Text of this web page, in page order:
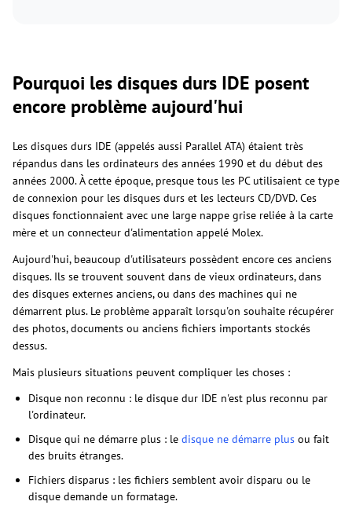
Pourquoi les disques durs IDE posent
encore problème aujourd'hui
Les disques durs IDE (appelés aussi Parallel ATA) étaient très
répandus dans les ordinateurs des années 1990 et du début des
années 2000. À cette époque, presque tous les PC utilisaient ce type
de connexion pour les disques durs et les lecteurs CD/DVD. Ces
disques fonctionnaient avec une large nappe grise reliée à la carte
mère et un connecteur d'alimentation appelé Molex.
Aujourd'hui, beaucoup d'utilisateurs possèdent encore ces anciens
disques. Ils se trouvent souvent dans de vieux ordinateurs, dans
des disques externes anciens, ou dans des machines qui ne
démarrent plus. Le problème apparaît lorsqu'on souhaite récupérer
des photos, documents ou anciens fichiers importants stockés
dessus.
Mais plusieurs situations peuvent compliquer les choses :
Disque non reconnu : le disque dur IDE n'est plus reconnu par
l'ordinateur.
Disque qui ne démarre plus : le disque ne démarre plus ou fait
des bruits étranges.
Fichiers disparus : les fichiers semblent avoir disparu ou le
disque demande un formatage.